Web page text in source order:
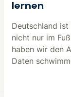
lernen
Deutschland
nicht nur im
haben wir den
Daten